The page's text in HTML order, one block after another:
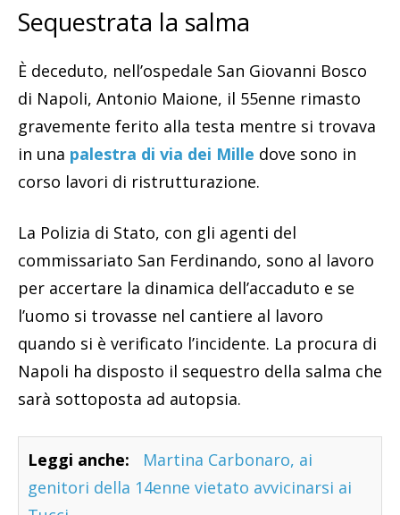
Sequestrata la salma
È deceduto, nell’ospedale San Giovanni Bosco
di Napoli, Antonio Maione, il 55enne rimasto
gravemente ferito alla testa mentre si trovava
in una palestra di via dei Mille dove sono in
corso lavori di ristrutturazione.
La Polizia di Stato, con gli agenti del
commissariato San Ferdinando, sono al lavoro
per accertare la dinamica dell’accaduto e se
l’uomo si trovasse nel cantiere al lavoro
quando si è verificato l’incidente. La procura di
Napoli ha disposto il sequestro della salma che
sarà sottoposta ad autopsia.
Leggi anche:
Martina Carbonaro, ai
genitori della 14enne vietato avvicinarsi ai